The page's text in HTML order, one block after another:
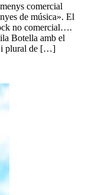
comercial
de música». El
no comercial….
Botella amb el
i plural de […]